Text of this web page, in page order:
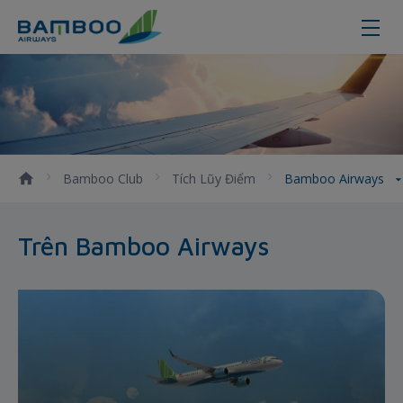
Bamboo Airways
Bamboo Club Tích Lũy Điểm Bamboo Airways
Trên Bamboo Airways